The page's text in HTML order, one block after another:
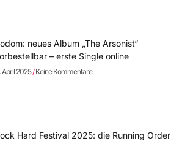
neues Album „The Arsonist“
– erste Single online
April 2025 Keine Kommentare
Hard Festival 2025: die Running Order